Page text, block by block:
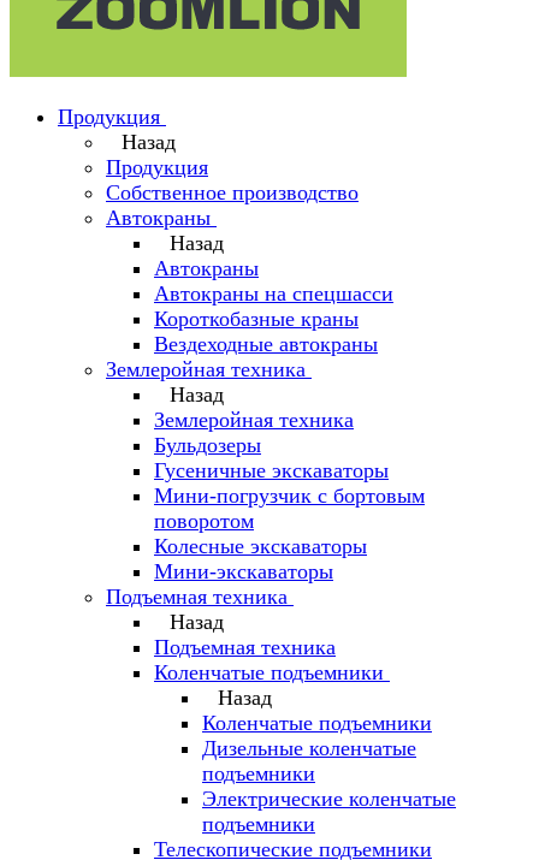
Продукция
Назад
Продукция
Собственное производство
Автокраны
Назад
Автокраны
Автокраны на спецшасси
Короткобазные краны
Вездеходные автокраны
Землеройная техника
Назад
Землеройная техника
Бульдозеры
Гусеничные экскаваторы
Мини-погрузчик с бортовым
поворотом
Колесные экскаваторы
Мини-экскаваторы
Подъемная техника
Назад
Подъемная техника
Коленчатые подъемники
Назад
Коленчатые подъемники
Дизельные коленчатые
подъемники
Электрические коленчатые
подъемники
Телескопические подъемники